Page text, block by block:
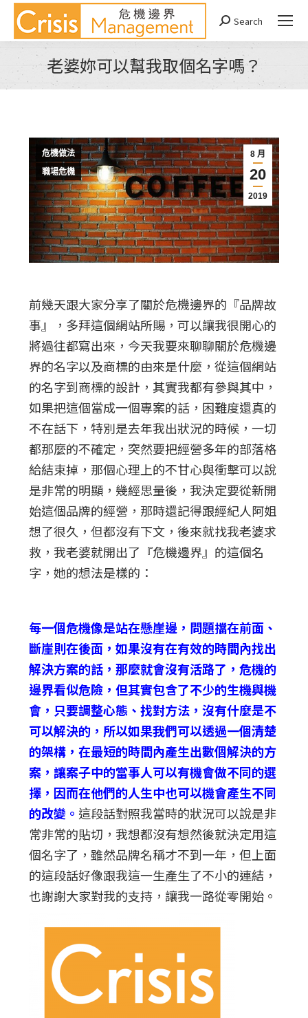
Search:
Search
老婆妳可以幫我取個名字嗎？
You are here:
8 月
20
2019
危機做法
職場危機
前幾天跟大家分享了關於危機邊界的『品牌故
事』，多拜這個網站所賜，可以讓我很開心的
將過往都寫出來，今天我要來聊聊關於危機邊
界的名字以及商標的由來是什麼，從這個網站
的名字到商標的設計，其實我都有參與其中，
如果把這個當成一個專案的話，困難度還真的
不在話下，特別是去年我出狀況的時候，一切
都那麼的不確定，突然要把經營多年的部落格
給結束掉，那個心理上的不甘心與衝擊可以說
是非常的明顯，幾經思量後，我決定要從新開
始這個品牌的經營，那時還記得跟經紀人阿姐
想了很久，但都沒有下文，後來就找我老婆求
救，我老婆就開出了『危機邊界』的這個名
字，她的想法是樣的：
每一個危機像是站在懸崖邊，問題擋在前面、
斷崖則在後面，如果沒有在有效的時間內找出
解決方案的話，那麼就會沒有活路了，危機的
邊界看似危險，但其實包含了不少的生機與機
會，只要調整心態、找對方法，沒有什麼是不
可以解決的，所以如果我們可以透過一個清楚
的架構，在最短的時間內產生出數個解決的方
案，讓案子中的當事人可以有機會做不同的選
擇，因而在他們的人生中也可以機會產生不同
的改變。 這段話對照我當時的狀況可以說是非
常非常的貼切，我想都沒有想然後就決定用這
個名字了，雖然品牌名稱才不到一年，但上面
的這段話好像跟我這一生產生了不小的連結，
也謝謝大家對我的支持，讓我一路從零開始。